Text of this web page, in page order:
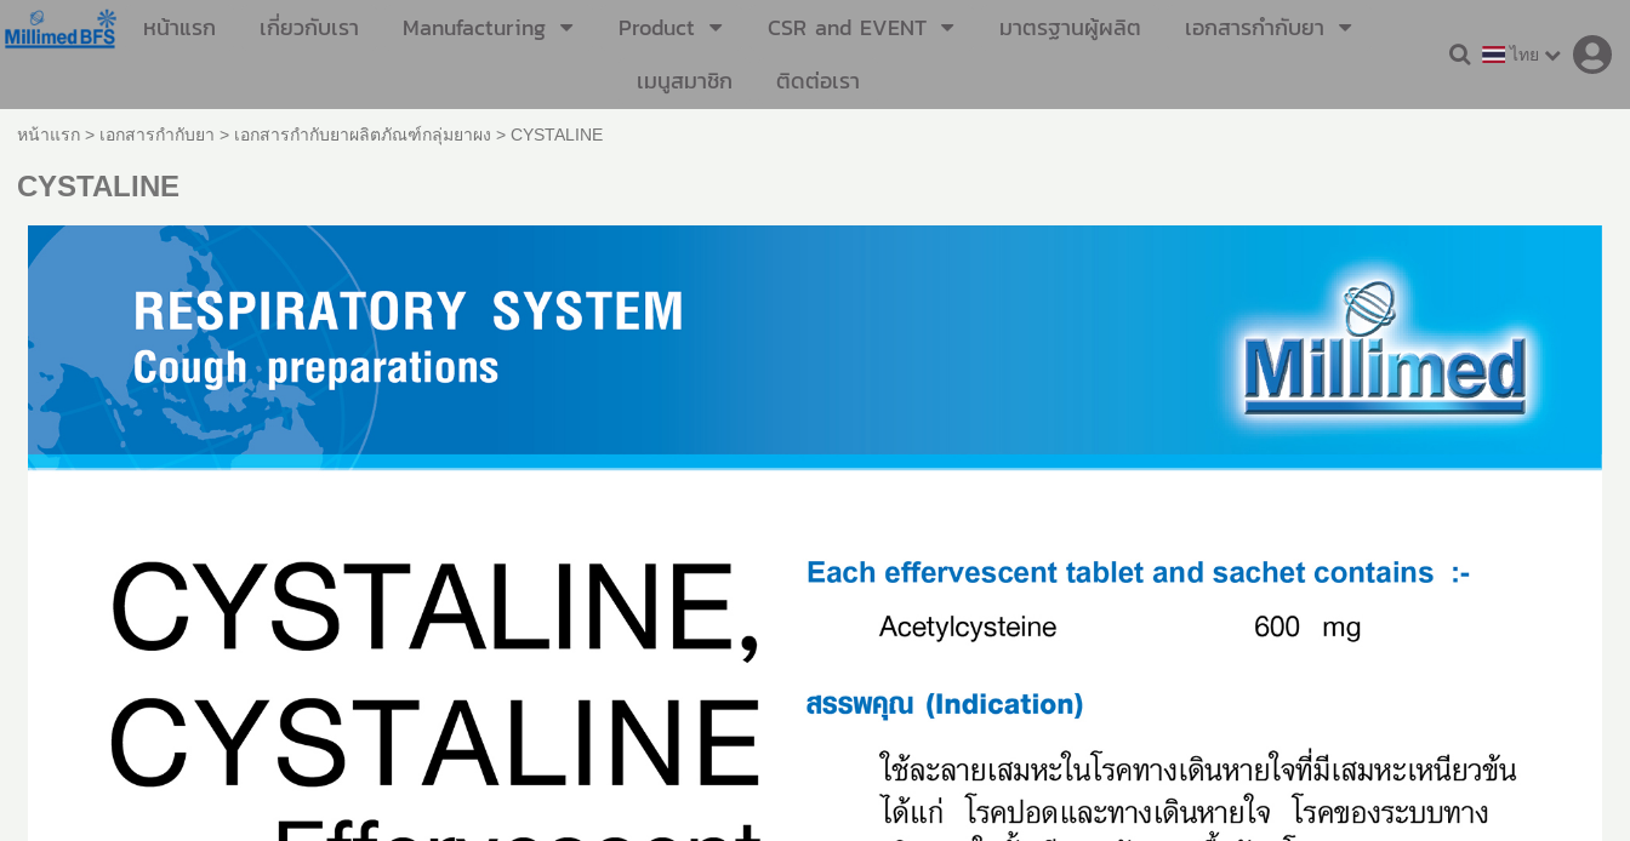
หน้าแรก เกี่ยวกับเรา Manufacturing Product CSR and EVENT มาตรฐานผู้ผลิต
เอกสารกำกับยา
เมนูสมาชิก
ติดต่อเรา
ไทย
หน้าแรก> เอกสารกำกับยา > เอกสารกำกับยาผลิตภัณฑ์กลุ่มยาผง > CYSTALINE
CYSTALINE